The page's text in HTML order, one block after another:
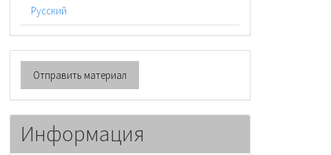
Русский
Отправить
материал
Отправить материал
Информация